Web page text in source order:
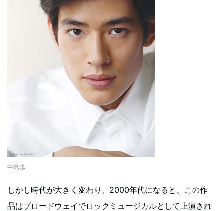
中島歩
しかし時代が大きく変わり、2000年代になると、この作
品はブロードウェイでロックミュージカルとして上演され